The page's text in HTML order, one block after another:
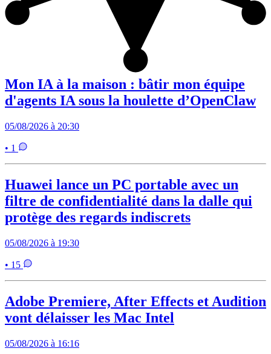
Mon IA à la maison : bâtir mon équipe
d'agents IA sous la houlette d’OpenClaw
05/08/2026 à 20:30
• 1
Huawei lance un PC portable avec un
filtre de confidentialité dans la dalle qui
protège des regards indiscrets
05/08/2026 à 19:30
• 15
Adobe Premiere, After Effects et Audition
vont délaisser les Mac Intel
05/08/2026 à 16:16